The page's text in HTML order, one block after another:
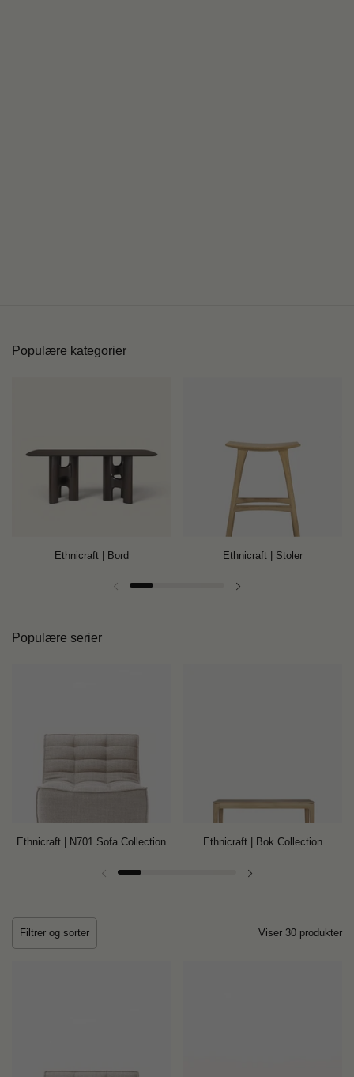
Populære kategorier
Ethnicraft | Bord Ethnicraft | Stoler
Forrige lysbilde
Populære serier
Ethnicraft | N701 Sofa Collection Ethnicraft | Bok Collection
Forrige lysbilde
Filtrer og sorter Viser 30 produkter